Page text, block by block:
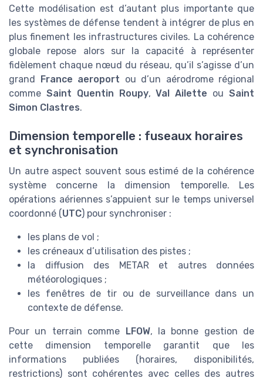
Cette modélisation est d’autant plus importante que
les systèmes de défense tendent à intégrer de plus en
plus finement les infrastructures civiles. La cohérence
globale repose alors sur la capacité à représenter
fidèlement chaque nœud du réseau, qu’il s’agisse d’un
grand France aeroport ou d’un aérodrome régional
comme Saint Quentin Roupy,Val Ailette ouSaint
Simon Clastres.
Dimension temporelle : fuseaux horaires
et synchronisation
Un autre aspect souvent sous estimé de la cohérence
système concerne la dimension temporelle. Les
opérations aériennes s’appuient sur le temps universel
coordonné (UTC) pour synchroniser :
les plans de vol ;
les créneaux d’utilisation des pistes ;
la diffusion des METAR et autres données
météorologiques ;
les fenêtres de tir ou de surveillance dans un
contexte de défense.
Pour un terrain comme LFOW, la bonne gestion de
cette dimension temporelle garantit que les
informations publiées (horaires, disponibilités,
restrictions) sont cohérentes avec celles des autres